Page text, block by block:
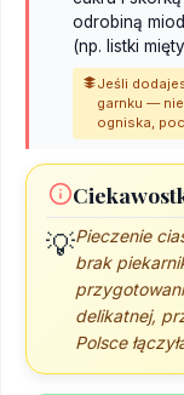
odrobiną
(np. listki
Jeśli
garnku —
ogniska,
💡Pieczenie
brak
delikatnej,
Polsce